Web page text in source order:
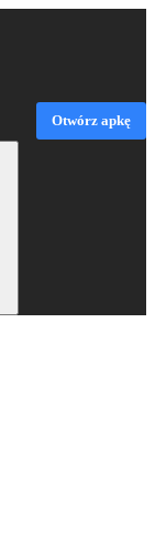
Otwórz apkę